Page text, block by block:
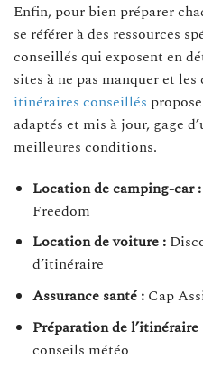
Enfin, pour bien préparer
se référer à des ressources
conseillés qui exposent en
sites à ne pas manquer et
itinéraires conseillés
adaptés et mis à jour, gage
meilleures conditions.
Location de camping-car :
Freedom
Location de voiture :
d’itinéraire
Assurance santé :Cap
Préparation de l’itinéraire
conseils météo